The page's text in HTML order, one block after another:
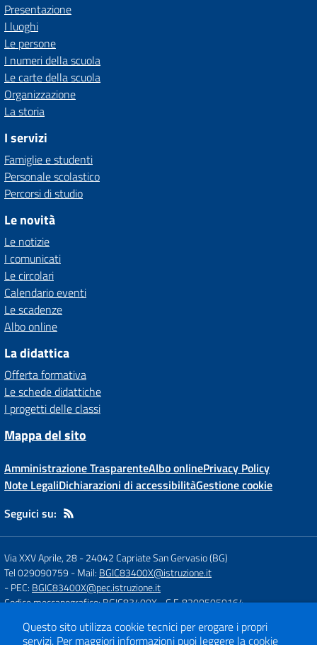
Presentazione
I luoghi
Le persone
I numeri della scuola
Le carte della scuola
Organizzazione
La storia
I servizi
Famiglie e studenti
Personale scolastico
Percorsi di studio
Le novità
Le notizie
I comunicati
Le circolari
Calendario eventi
Le scadenze
Albo online
La didattica
Offerta formativa
Le schede didattiche
I progetti delle classi
Mappa del sito
Amministrazione TrasparenteAlbo onlinePrivacy Policy
Note LegaliDichiarazioni di accessibilitàGestione cookie
Seguici su:
Via XXV Aprile, 28-24042 Capriate San Gervasio (BG)
Tel 029090759 - Mail: BGIC83400X@istruzione.it
- PEC: BGIC83400X@pec.istruzione.it
Codice meccanografico: BGIC83400X- C.F. 82005050164
Questo sito utilizza cookie tecnici per erogare i propri
servizi. Per maggiori informazioni puoi leggere lacookie